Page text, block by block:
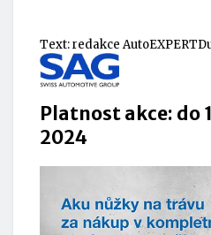
Text:redakce AutoEXPERT
Platnost akce: do
2024